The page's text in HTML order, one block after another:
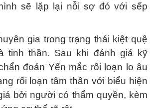
sẽ lặp lại nỗi sợ đó với sếp
gia trong trạng thái kiệt quệ
tinh thần. Sau khi đánh giá kỹ
đoán Yến mắc rối loạn lo âu
rối loạn tâm thần với biểu hiện
bởi người có thẩm quyền, kèm